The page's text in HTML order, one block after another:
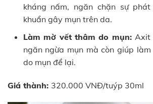
kháng nấm, ngăn chặn sự
khuẩn gây mụn trên da.
Làm mờ vết thâm do mụn: Axit
ngăn ngừa mụn mà còn giúp
do mụn để lại.
Giá thành: 320.000 VNĐ/tuýp 30ml